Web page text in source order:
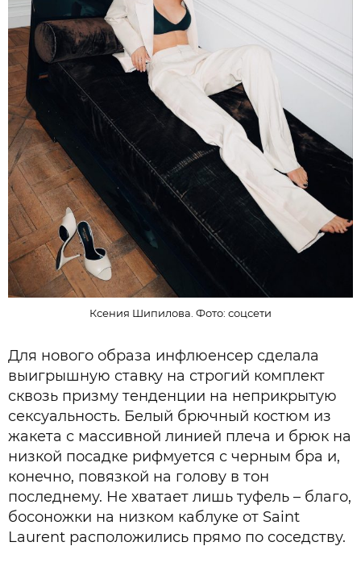
Ксения Шипилова. Фото: соцсети
Для нового образа инфлюенсер сделала
выигрышную ставку на строгий комплект
сквозь призму тенденции на неприкрытую
сексуальность. Белый брючный костюм из
жакета с массивной линией плеча и брюк на
низкой посадке рифмуется с черным бра и,
конечно, повязкой на голову в тон
последнему. Не хватает лишь туфель – благо,
босоножки на низком каблуке от Saint
Laurent расположились прямо по соседству.